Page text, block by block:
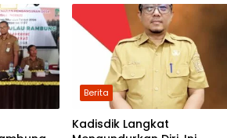
Berita
Kadisdik Langkat